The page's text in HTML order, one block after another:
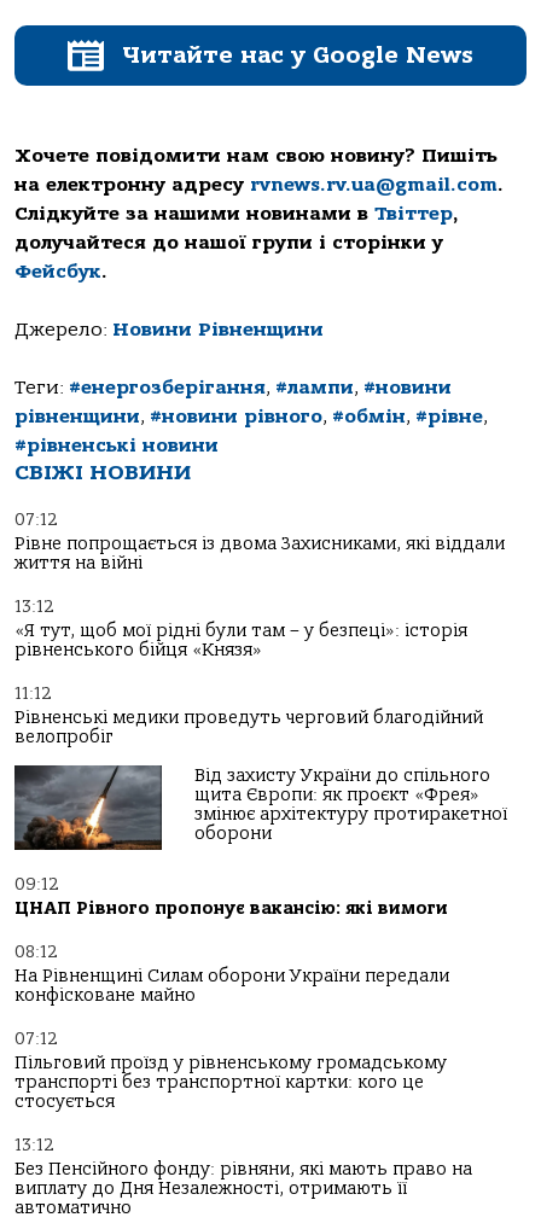
Читайте нас у Google News
Хочете повідомити нам свою новину? Пишіть
на електронну адресу rvnews.rv.ua@gmail.com.
Слідкуйте за нашими новинами в Твіттер,
долучайтеся до нашої групи і сторінки у
Фейсбук.
Джерело: Новини Рівненщини
Теги: #енергозберігання, #лампи, #новини
рівненщини, #новини рівного, #обмін, #рівне,
#рівненські новини
СВІЖІ НОВИНИ
07:12
Рівне попрощається із двома Захисниками, які віддали
життя на війні
13:12
«Я тут, щоб мої рідні були там – у безпеці»: історія
рівненського бійця «Князя»
11:12
Рівненські медики проведуть черговий благодійний
велопробіг
Від захисту України до спільного
щита Європи: як проєкт «Фрея»
змінює архітектуру протиракетної
оборони
09:12
ЦНАП Рівного пропонує вакансію: які вимоги
08:12
На Рівненщині Силам оборони України передали
конфісковане майно
07:12
Пільговий проїзд у рівненському громадському
транспорті без транспортної картки: кого це
стосується
13:12
Без Пенсійного фонду: рівняни, які мають право на
виплату до Дня Незалежності, отримають її
автоматично